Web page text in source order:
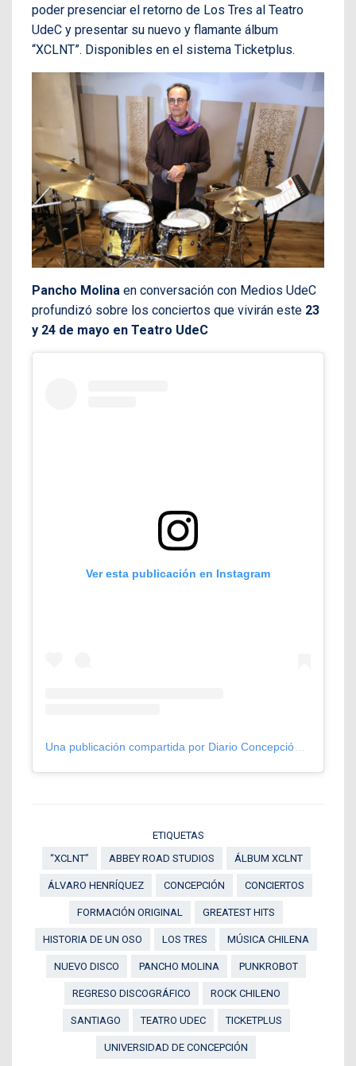
poder presenciar el retorno de Los Tres al Teatro
UdeC y presentar su nuevo y flamante álbum
“XCLNT”. Disponibles en el sistema Ticketplus.
Pancho Molina en conversación con Medios UdeC
profundizó sobre los conciertos que vivirán este 23
y 24 de mayo en Teatro UdeC
Ver esta publicación en Instagram
ETIQUETAS
“XCLNT”
ABBEY ROAD STUDIOS ÁLBUM XCLNT
ÁLVARO HENRÍQUEZ CONCEPCIÓN CONCIERTOS
FORMACIÓN ORIGINAL GREATEST HITS
HISTORIA DE UN OSO LOS TRES MÚSICA CHILENA
NUEVO DISCO PANCHO MOLINA PUNKROBOT
REGRESO DISCOGRÁFICO ROCK CHILENO
SANTIAGO TEATRO UDEC TICKETPLUS
UNIVERSIDAD DE CONCEPCIÓN